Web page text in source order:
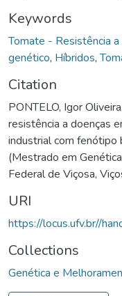
Keywords
Tomate - Resistência
genético, Híbridos,
Citation
PONTELO, Igor
resistência a doenças
industrial com
(Mestrado em
Federal de Viçosa,
URI
https://locus.ufv.br//
Collections
Genética e